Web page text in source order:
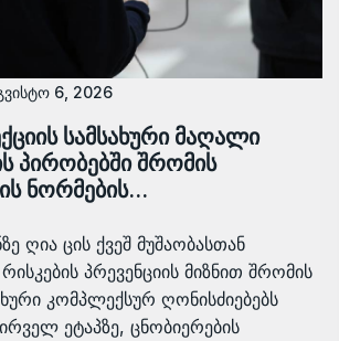
6, 2026
სამსახური მაღალი
პირობებში შრომის
ნორმების…
ღია ცის ქვეშ მუშაობასთან
პრევენციის მიზნით შრომის
კომპლექსურ ღონისძიებებს
ეტაპზე, ცნობიერების